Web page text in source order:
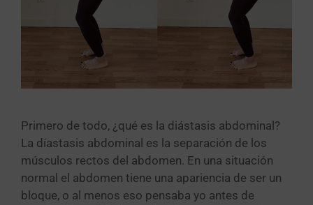
Primero de todo, ¿qué es la diástasis abdominal?
La díastasis abdominal es la separación de los
músculos rectos del abdomen. En una situación
normal el abdomen tiene una apariencia de ser un
bloque, o al menos eso pensaba yo antes de